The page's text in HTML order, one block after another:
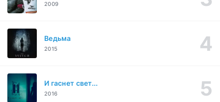
2009
Ведьма
2015
И гаснет свет...
2016